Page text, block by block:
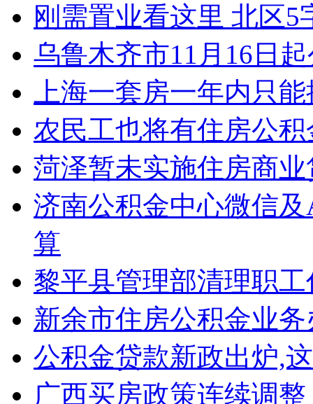
刚需置业看这里 北区
乌鲁木齐市11月16日
上海一套房一年内只
农民工也将有住房公积
菏泽暂未实施住房商
济南公积金中心微信
算
黎平县管理部清理职
新余市住房公积金业
公积金贷款新政出炉,
广西买房政策连续调